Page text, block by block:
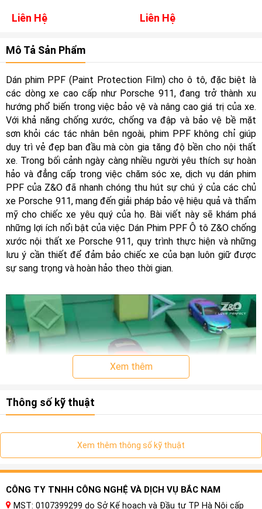
Liên Hệ Liên Hệ
Mô Tả Sản Phẩm
Dán phim PPF (Paint Protection Film) cho ô tô, đặc biệt là
các dòng xe cao cấp như Porsche 911, đang trở thành xu
hướng phổ biến trong việc bảo vệ và nâng cao giá trị của xe.
Với khả năng chống xước, chống va đập và bảo vệ bề mặt
sơn khỏi các tác nhân bên ngoài, phim PPF không chỉ giúp
duy trì vẻ đẹp ban đầu mà còn gia tăng độ bền cho nội thất
xe. Trong bối cảnh ngày càng nhiều người yêu thích sự hoàn
hảo và đẳng cấp trong việc chăm sóc xe, dịch vụ dán phim
PPF của Z&O đã nhanh chóng thu hút sự chú ý của các chủ
xe Porsche 911, mang đến giải pháp bảo vệ hiệu quả và thẩm
mỹ cho chiếc xe yêu quý của họ. Bài viết này sẽ khám phá
những lợi ích nổi bật của việc Dán Phim PPF Ô tô Z&O chống
xước nội thất xe Porsche 911, quy trình thực hiện và những
lưu ý cần thiết để đảm bảo chiếc xe của bạn luôn giữ được
sự sang trọng và hoàn hảo theo thời gian.
I. Nội thất xe ô tô là gì ?
Nội thất ô tô là phần bên trong của chiếc xe, bao gồm các
thành phần và thiết bị bên trong xe hơi, như ghế ngồi, bảng
Xem thêm
Thông số kỹ thuật
Xem thêm thông số kỹ thuật
CÔNG TY TNHH CÔNG NGHỆ VÀ DỊCH VỤ BẮC NAM
MST: 0107399299 do Sở Kế hoạch và Đầu tư TP Hà Nội cấp